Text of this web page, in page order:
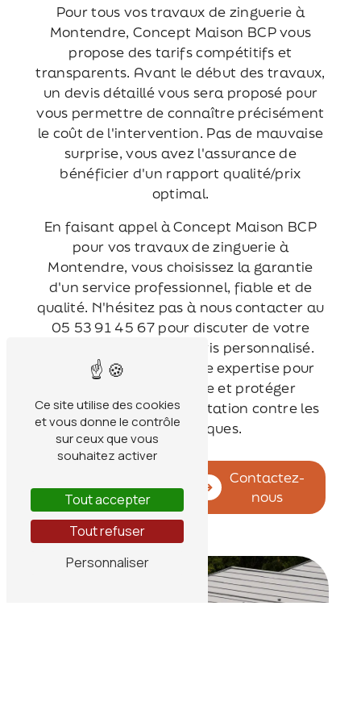
Pour tous vos travaux de zinguerie à
Montendre, Concept Maison BCP vous
propose des tarifs compétitifs et
transparents. Avant le début des travaux,
un devis détaillé vous sera proposé pour
vous permettre de connaître précisément
le coût de l'intervention. Pas de mauvaise
surprise, vous avez l'assurance de
bénéficier d'un rapport qualité/prix
optimal.
En faisant appel à Concept Maison BCP
pour vos travaux de zinguerie à
Montendre, vous choisissez la garantie
d'un service professionnel, fiable et de
qualité. N'hésitez pas à nous contacter au
05 53 91 45 67 pour discuter de votre
projet et obtenir un devis personnalisé.
Faites confiance à notre expertise pour
sublimer votre toiture et protéger
durablement votre habitation contre les
aléas climatiques.
plus
Contactez-
nous
Ce site utilise des cookies
et vous donne le contrôle
sur ceux que vous
souhaitez activer
Tout accepter
Tout refuser
Personnaliser